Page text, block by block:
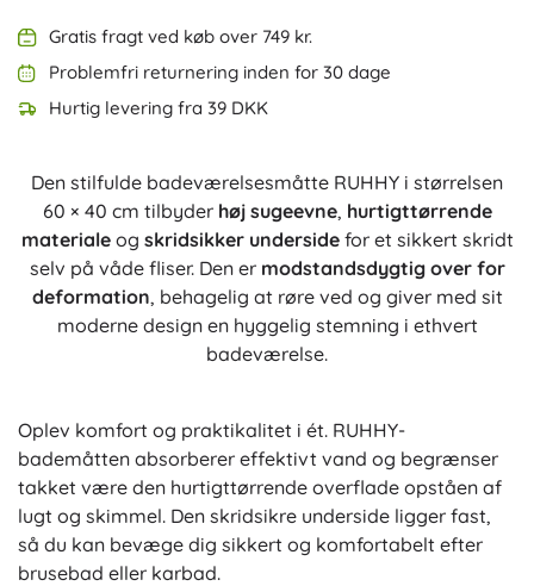
Gratis fragt ved køb over 749 kr.
Problemfri returnering inden for 30 dage
Hurtig levering fra 39 DKK
Den stilfulde badeværelsesmåtte RUHHY i størrelsen
60 × 40 cm tilbyder høj sugeevne, hurtigttørrende
materialeog skridsikker undersidefor et sikkert skridt
selv på våde fliser. Den er modstandsdygtig over for
deformation, behagelig at røre ved og giver med sit
moderne design en hyggelig stemning i ethvert
badeværelse.
Oplev komfort og praktikalitet i ét. RUHHY-
bademåtten absorberer effektivt vand og begrænser
takket være den hurtigttørrende overflade opståen af
lugt og skimmel. Den skridsikre underside ligger fast,
så du kan bevæge dig sikkert og komfortabelt efter
brusebad eller karbad.